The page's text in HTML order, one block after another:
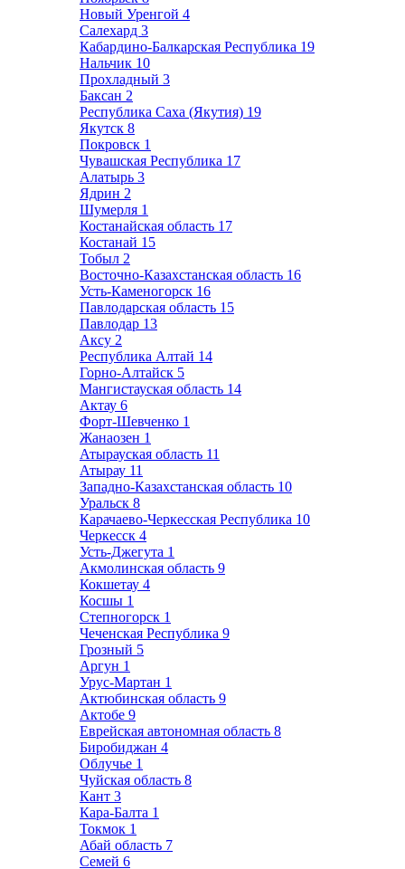
Новый Уренгой 4
Салехард 3
Кабардино-Балкарская Республика 19
Нальчик 10
Прохладный 3
Баксан 2
Республика Саха (Якутия) 19
Якутск 8
Покровск 1
Чувашская Республика 17
Алатырь 3
Ядрин 2
Шумерля 1
Костанайская область 17
Костанай 15
Тобыл 2
Восточно-Казахстанская область 16
Усть-Каменогорск 16
Павлодарская область 15
Павлодар 13
Аксу 2
Республика Алтай 14
Горно-Алтайск 5
Мангистауская область 14
Актау 6
Форт-Шевченко 1
Жанаозен 1
Атырауская область 11
Атырау 11
Западно-Казахстанская область 10
Уральск 8
Карачаево-Черкесская Республика 10
Черкесск 4
Усть-Джегута 1
Акмолинская область 9
Кокшетау 4
Косшы 1
Степногорск 1
Чеченская Республика 9
Грозный 5
Аргун 1
Урус-Мартан 1
Актюбинская область 9
Актобе 9
Еврейская автономная область 8
Биробиджан 4
Облучье 1
Чуйская область 8
Кант 3
Кара-Балта 1
Токмок 1
Абай область 7
Семей 6